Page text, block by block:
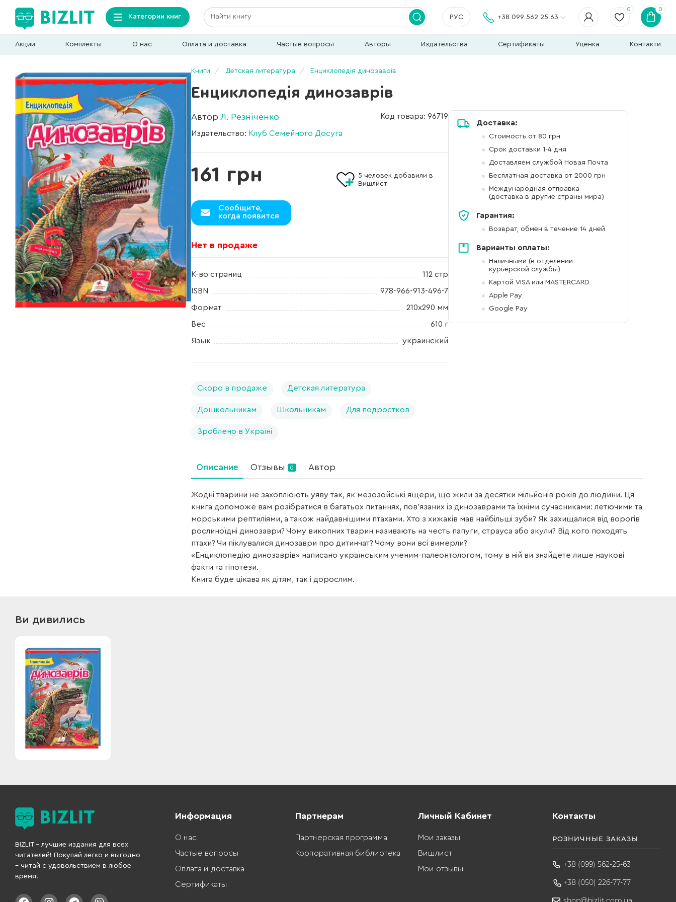
Категории книг РУС +38 099 562 25 63
0 0
Акции Комплекты О нас Оплата и доставка Частые вопросы Авторы Издательства Сертификаты Уценка Контакти
Книги Детская литература Енциклопедія динозаврів
Енциклопедія динозаврів
АвторЛ. Резніченко
Издательство: Клуб Семейного Досуга
Код товара: 96719
161 грн
Сообщите,
когда появится
5 человек добавили в
Вишлист
Нет в продаже
К-во страниц 112 стр
ISBN 978-966-913-496-7
Формат 210x290 мм
Вес 610 г
Язык украинский
Скоро в продаже Детская литература
Дошкольникам Школьникам Для подростков
Зроблено в Україні
Доставка:
Стоимость от 80 грн
Срок доставки 1-4 дня
Доставляем службой Новая Почта
Бесплатная доставка от 2000 грн
Международная отправка
(доставка в другие страны мира)
Гарантия:
Возврат, обмен в течение 14 дней
Варианты оплаты:
Наличными (в отделении
курьерской службы)
Картой VISA или MASTERCARD
Apple Pay
Google Pay
Описание Отзывы 0 Автор
Жодні тварини не захоплюють уяву так, як мезозойські ящери, що жили за десятки мільйонів років до людини. Ця
книга допоможе вам розібратися в багатьох питаннях, пов’язаних із динозаврами та їхніми сучасниками: летючими та
морськими рептиліями, а також найдавнішими птахами. Хто з хижаків мав найбільші зуби? Як захищалися від ворогів
рослиноїдні динозаври? Чому викопних тварин називають на честь папуги, страуса або акули? Від кого походять
птахи? Чи піклувалися динозаври про дитинчат? Чому вони всі вимерли?
«Енциклопедію динозаврів» написано українським ученим-палеонтологом, тому в ній ви знайдете лише наукові
факти та гіпотези.
Книга буде цікава як дітям, так і дорослим.
Ви дивились
BIZLIT – лучшие издания для всех
читателей! Покупай легко и выгодно
– читай с удовольствием в любое
время!
Информация
О нас
Частые вопросы
Оплата и доставка
Сертификаты
Партнерам
Партнерская программа
Корпоративная библиотека
Личный Кабинет
Мои заказы
Вишлист
Мои отзывы
Контакты
РОЗНИЧНЫЕ ЗАКАЗЫ
+38 (099) 562-25-63
+38 (050) 226-77-77